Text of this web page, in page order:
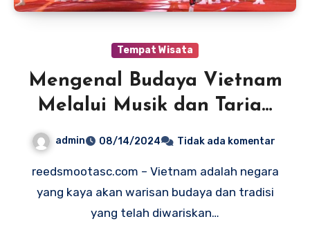
Tempat Wisata
Mengenal Budaya Vietnam
Melalui Musik dan Tarian
admin 08/14/2024 Tidak ada komentar
reedsmootasc.com – Vietnam adalah negara
yang kaya akan warisan budaya dan tradisi
yang telah diwariskan…